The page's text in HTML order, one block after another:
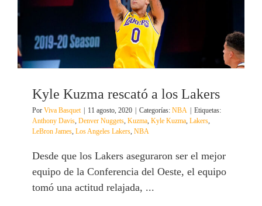
Kyle Kuzma rescató a los Lakers
Por Viva Basquet | 11 agosto, 2020 | Categorías: NBA | Etiquetas:
Anthony Davis Denver Nuggets Kuzma Kyle Kuzma Lakers
LeBron James Los Angeles Lakers NBA
Desde que los Lakers aseguraron ser el mejor
equipo de la Conferencia del Oeste, el equipo
tomó una actitud relajada, ...